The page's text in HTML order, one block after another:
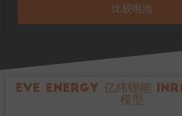
比较电池
EVE Energy 亿纬锂能
模型